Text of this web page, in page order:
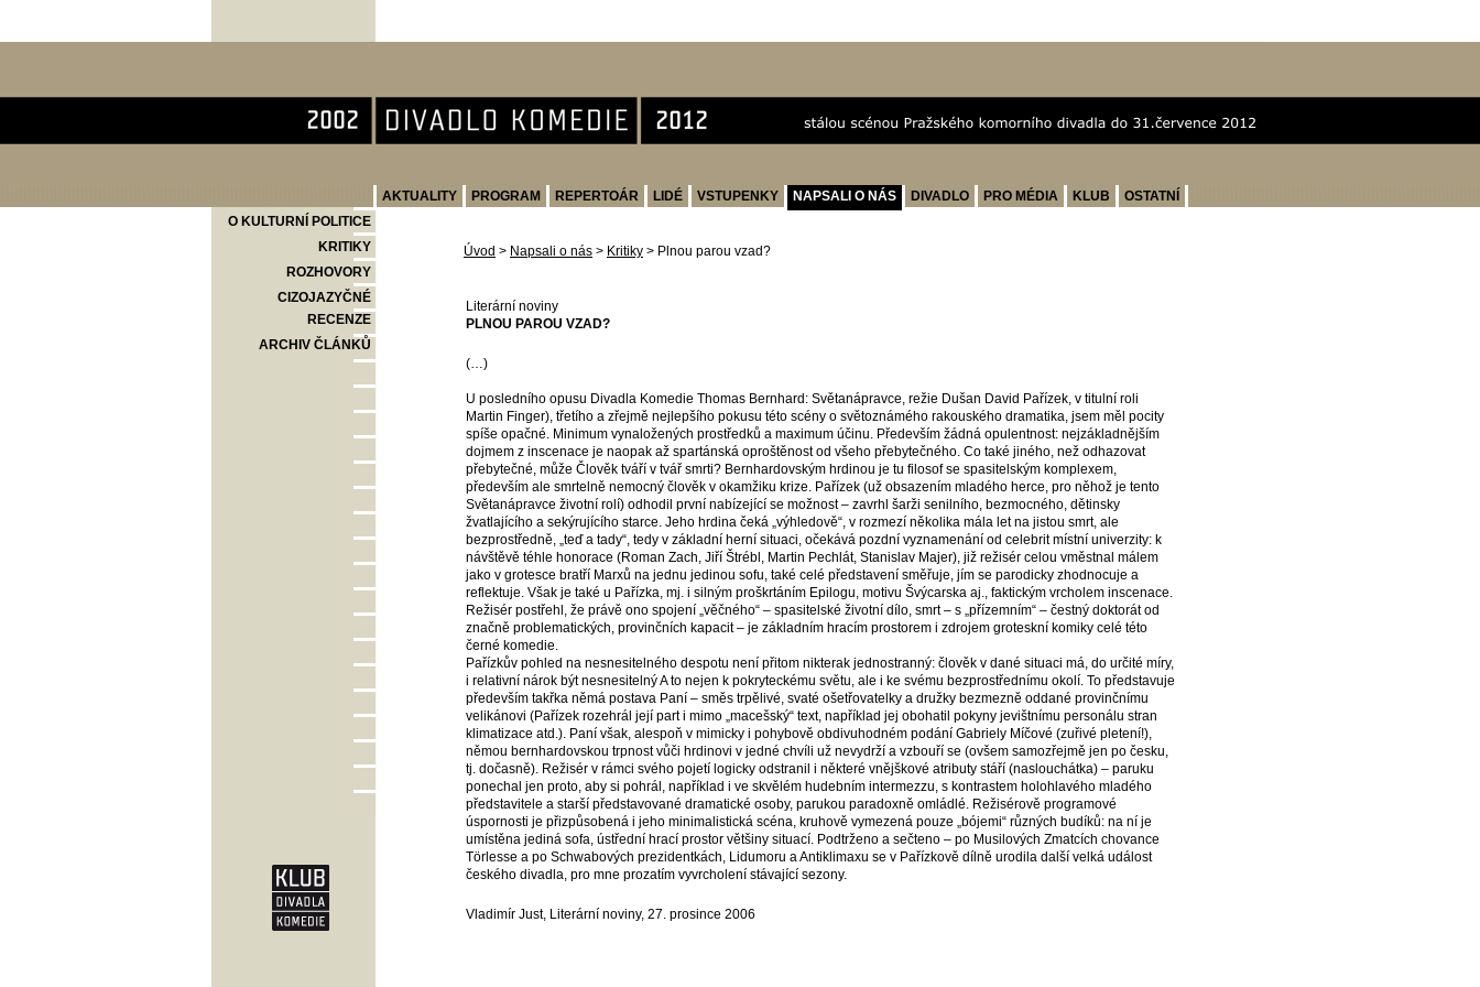
AKTUALITY PROGRAM REPERTOÁR LIDÉ VSTUPENKY NAPSALI O NÁS DIVADLO PRO MÉDIA KLUB
OSTATNÍ
O KULTURNÍ POLITICE
KRITIKY
ROZHOVORY
CIZOJAZYČNÉ
RECENZE
ARCHIV ČLÁNKŮ
Úvod > Napsali o nás > Kritiky > Plnou parou vzad?
Literární noviny
PLNOU PAROU VZAD?
(…)
U posledního opusu Divadla Komedie Thomas Bernhard: Světanápravce, režie Dušan David Pařízek, v titulní roli
Martin Finger), třetího a zřejmě nejlepšího pokusu této scény o světoznámého rakouského dramatika, jsem měl pocity
spíše opačné. Minimum vynaložených prostředků a maximum účinu. Především žádná opulentnost: nejzákladnějším
dojmem z inscenace je naopak až spartánská oproštěnost od všeho přebytečného. Co také jiného, než odhazovat
přebytečné, může Člověk tváří v tvář smrti? Bernhardovským hrdinou je tu filosof se spasitelským komplexem,
především ale smrtelně nemocný člověk v okamžiku krize. Pařízek (už obsazením mladého herce, pro něhož je tento
Světanápravce životní rolí) odhodil první nabízející se možnost – zavrhl šarži senilního, bezmocného, dětinsky
žvatlajícího a sekýrujícího starce. Jeho hrdina čeká „výhledově“, v rozmezí několika mála let na jistou smrt, ale
bezprostředně, „teď a tady“, tedy v základní herní situaci, očekává pozdní vyznamenání od celebrit místní univerzity: k
návštěvě téhle honorace (Roman Zach, Jiří Štrébl, Martin Pechlát, Stanislav Majer), již režisér celou vměstnal málem
jako v grotesce bratří Marxů na jednu jedinou sofu, také celé představení směřuje, jím se parodicky zhodnocuje a
reflektuje. Však je také u Pařízka, mj. i silným proškrtáním Epilogu, motivu Švýcarska aj., faktickým vrcholem inscenace.
Režisér postřehl, že právě ono spojení „věčného“ – spasitelské životní dílo, smrt – s „přízemním“ – čestný doktorát od
značně problematických, provinčních kapacit – je základním hracím prostorem i zdrojem groteskní komiky celé této
černé komedie.
Pařízkův pohled na nesnesitelného despotu není přitom nikterak jednostranný: člověk v dané situaci má, do určité míry,
i relativní nárok být nesnesitelný A to nejen k pokryteckému světu, ale i ke svému bezprostřednímu okolí. To představuje
především takřka němá postava Paní – směs trpělivé, svaté ošetřovatelky a družky bezmezně oddané provinčnímu
velikánovi (Pařízek rozehrál její part i mimo „macešský“ text, například jej obohatil pokyny jevištnímu personálu stran
klimatizace atd.). Paní však, alespoň v mimicky i pohybově obdivuhodném podání Gabriely Míčové (zuřivé pletení!),
němou bernhardovskou trpnost vůči hrdinovi v jedné chvíli už nevydrží a vzbouří se (ovšem samozřejmě jen po česku,
tj. dočasně). Režisér v rámci svého pojetí logicky odstranil i některé vnějškové atributy stáří (naslouchátka) – paruku
ponechal jen proto, aby si pohrál, například i ve skvělém hudebním intermezzu, s kontrastem holohlavého mladého
představitele a starší představované dramatické osoby, parukou paradoxně omládlé. Režisérově programové
úspornosti je přizpůsobená i jeho minimalistická scéna, kruhově vymezená pouze „bójemi“ různých budíků: na ní je
umístěna jediná sofa, ústřední hrací prostor většiny situací. Podtrženo a sečteno – po Musilových Zmatcích chovance
Törlesse a po Schwabových prezidentkách, Lidumoru a Antiklimaxu se v Pařízkově dílně urodila další velká událost
českého divadla, pro mne prozatím vyvrcholení stávající sezony.
Vladimír Just, Literární noviny, 27. prosince 2006